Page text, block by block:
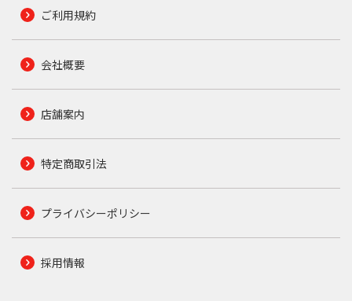
ご利用規約
会社概要
店舗案内
特定商取引法
プライバシーポリシー
採用情報